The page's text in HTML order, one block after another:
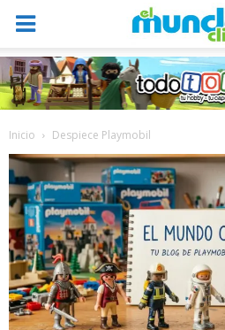
Inicio Despiece Playmobil